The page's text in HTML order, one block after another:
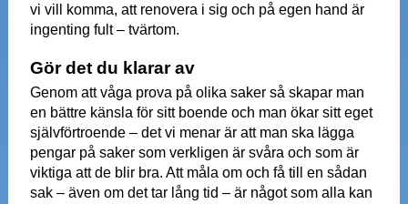
vi vill komma, att renovera i sig och på egen hand är
ingenting fult – tvärtom.
Gör det du klarar av
Genom att våga prova på olika saker så skapar man
en bättre känsla för sitt boende och man ökar sitt eget
självförtroende – det vi menar är att man ska lägga
pengar på saker som verkligen är svåra och som är
viktiga att de blir bra. Att måla om och få till en sådan
sak – även om det tar lång tid – är något som alla kan